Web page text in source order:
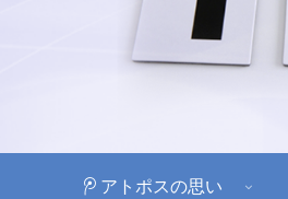
アトポスの思い